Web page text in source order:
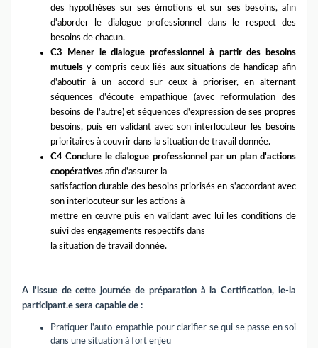
des hypothèses sur ses émotions et sur ses besoins, afin
d'aborder le dialogue professionnel dans le respect des
besoins de chacun.
C3 Mener le dialogue professionnel à partir des besoins
mutuels y compris ceux liés aux situations de handicap afin
d'aboutir à un accord sur ceux à prioriser, en alternant
séquences d'écoute empathique (avec reformulation des
besoins de l'autre) et séquences d'expression de ses propres
besoins, puis en validant avec son interlocuteur les besoins
prioritaires à couvrir dans la situation de travail donnée.
C4 Conclure le dialogue professionnel par un plan d'actions
coopératives afin d'assurer la
satisfaction durable des besoins priorisés en s'accordant avec
son interlocuteur sur les actions à
mettre en œuvre puis en validant avec lui les conditions de
suivi des engagements respectifs dans
la situation de travail donnée.
A l'issue de cette journée de préparation à la Certification, le-la
participant.e sera capable de :
Pratiquer l'auto-empathie pour clarifier se qui se passe en soi
dans une situation à fort enjeu